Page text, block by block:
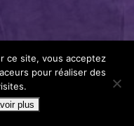
ce site, vous acceptez
pour réaliser des
plus